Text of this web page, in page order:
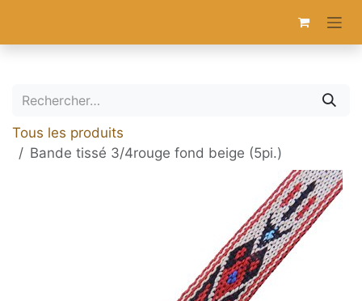
Tous les produits
Bande tissé 3/4rouge fond beige (5pi.)